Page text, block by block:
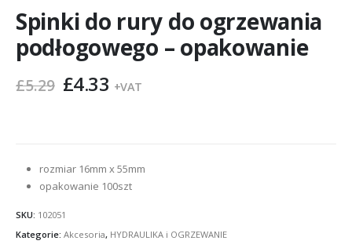
Spinki do rury do ogrzewania
podłogowego – opakowanie
£5.29 Pierwotna
£4.33 Aktualna
+VAT
rozmiar 16mm x 55mm
opakowanie 100szt
SKU: 102051
Kategorie: Akcesoria, HYDRAULIKA i OGRZEWANIE